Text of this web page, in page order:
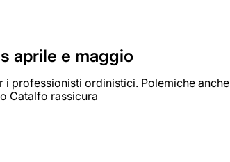
aprile e maggio
i professionisti ordinistici. Polemiche anche
Catalfo rassicura